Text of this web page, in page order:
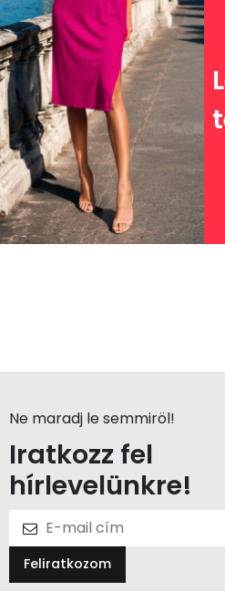
Ne maradj le semmiröl!
Iratkozz fel
hírlevelünkre!
Feliratkozom